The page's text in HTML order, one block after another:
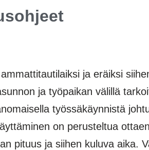
ja eräiksi
ja työpaikan välillä
työssäkäynnistä
on perusteltua
pituus ja siihen kuluva aika.